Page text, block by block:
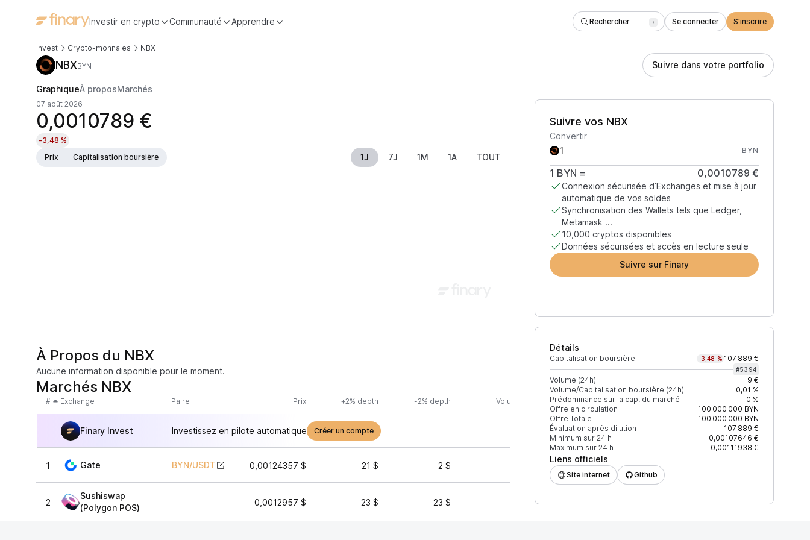
Investir en crypto Communauté Apprendre Rechercher / Se connecter S'inscrire
Invest Crypto-monnaies NBX
NBXBYN Suivre dans votre portfolio
GraphiqueÀ proposMarchés
07 août 2026
0,0010789 €
-3,48 %
Prix
Capitalisation boursière 1J 7J 1M 1A TOUT
Suivre vos NBX
Convertir
BYN
1 BYN = 0,0010789 €
Connexion sécurisée d’Exchanges et mise à jour
automatique de vos soldes
Synchronisation des Wallets tels que Ledger,
Metamask ...
10,000 cryptos disponibles
Données sécurisées et accès en lecture seule
Suivre sur Finary
Détails
Capitalisation boursière -3,48 % 107 889 €
#5394
Volume (24h)
9 €
Volume/Capitalisation boursière (24h)
0,01 %
Prédominance sur la cap. du marché
0 %
Offre en circulation
100 000 000 BYN
Offre Totale
100 000 000 BYN
Évaluation après dilution
107 889 €
Minimum sur 24 h
0,00107646 €
Maximum sur 24 h
0,00111938 €
Liens officiels
Site internet Github
À Propos du NBX
Aucune information disponible pour le moment.
Marchés NBX
# Exchange Paire Prix +2% depth -2% depth Volume (24h) % du volume Confiance Mis à jour
Finary Invest Investissez en pilote automatique Créer un compte
1 Gate BYN/USDT 0,00124357 $ 21 $ 2 $ 100 % ÉLEVÉE
2
Sushiswap
(Polygon POS)
0,0012957 $ 23 $ 23 $ 30 $ 298,40 % ÉLEVÉE Récemment